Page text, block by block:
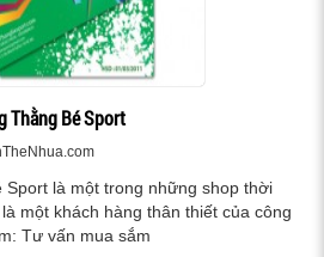
Thằng Bé Sport
Sport là một trong những shop thời
một khách hàng thân thiết của công
Tư vấn mua sắm